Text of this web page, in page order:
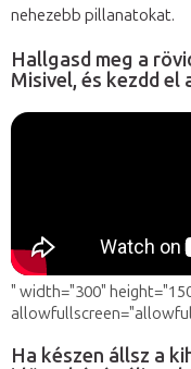
nehezebb pillanatokat.
Hallgasd meg a
Misivel, és kezdd el
" width="300"
Ha készen állsz a